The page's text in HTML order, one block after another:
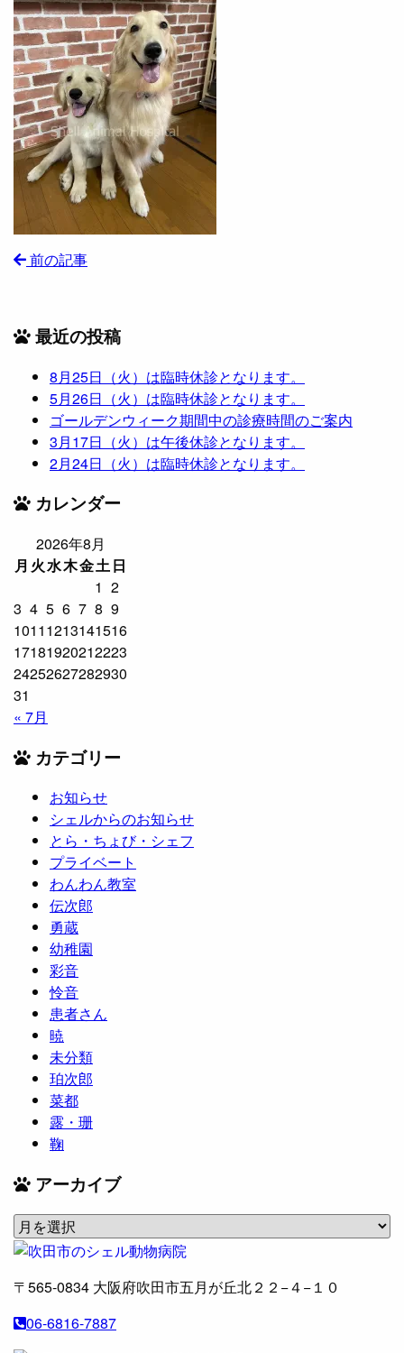
前の記事
最近の投稿
8月25日（火）は臨時休診となります。
5月26日（火）は臨時休診となります。
ゴールデンウィーク期間中の診療時間のご案内
3月17日（火）は午後休診となります。
2月24日（火）は臨時休診となります。
カレンダー
2026年8月
月 火水木金土日
1 2
3 4 5 6 7 8 9
10111213141516
17181920212223
24252627282930
31
« 7月
カテゴリー
お知らせ
シェルからのお知らせ
とら・ちょび・シェフ
プライベート
わんわん教室
伝次郎
勇蔵
幼稚園
彩音
怜音
患者さん
暁
未分類
珀次郎
菜都
露・珊
鞠
アーカイブ
ア
ー
イ
〒565-0834 大阪府吹田市五月が丘北２２−４−１０
06-6816-7887